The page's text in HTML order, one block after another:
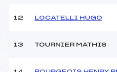
12 LOCATELLI HUGO
13 TOURNIER MATHIS